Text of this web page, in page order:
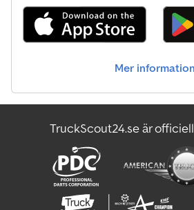
Mer information
TruckScout24.se är